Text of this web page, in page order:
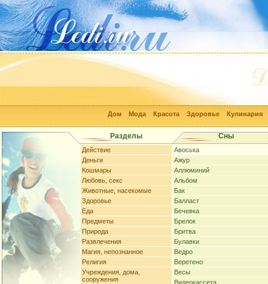
Дом Мода Красота Здоровье Кулинария
Разделы Сны
Действие
Деньги
Кошмары
Любовь, секс
Животные, насекомые
Здоровье
Еда
Предметы
Природа
Развлечения
Магия, непознанное
Религия
Учреждения, дома,
сооружения
Авоська
Ажур
Аллюминий
Альбом
Бак
Балласт
Бечевка
Брелок
Бритва
Булавки
Ведро
Веретено
Весы
Видеокассета